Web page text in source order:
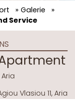
» Galerie
»
Service
Vlasiou 11, Aria